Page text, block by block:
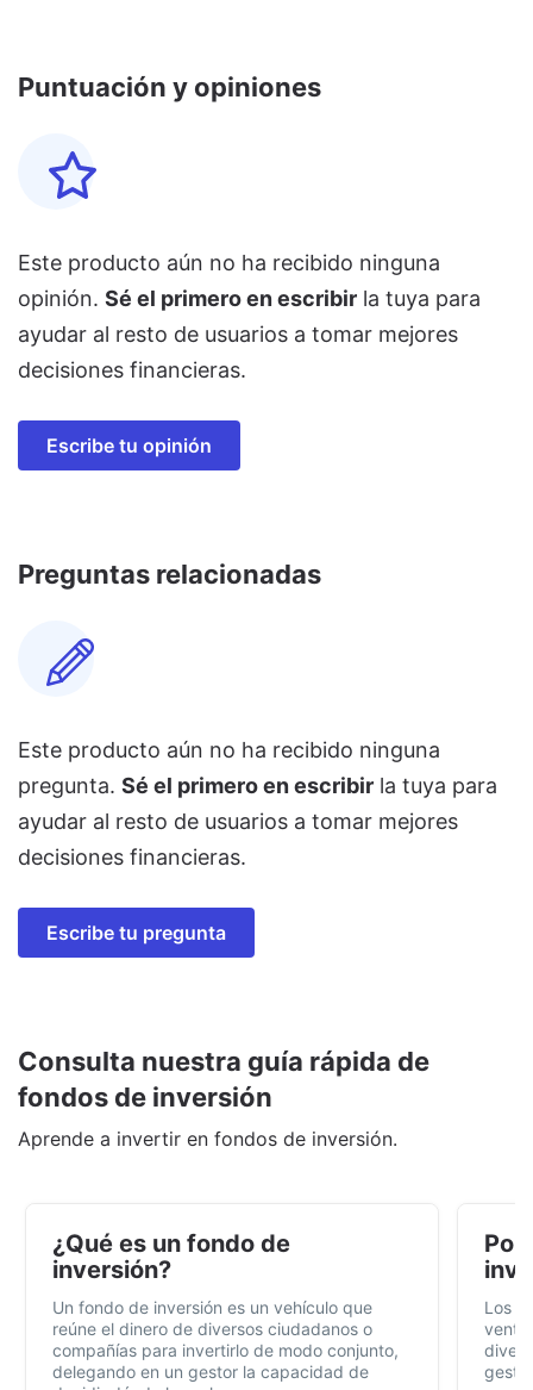
Puntuación y opiniones
Este producto aún no ha recibido ninguna
opinión. Sé el primero en escribir la tuya para
ayudar al resto de usuarios a tomar mejores
decisiones financieras.
Escribe tu opinión
Preguntas relacionadas
Este producto aún no ha recibido ninguna
pregunta. Sé el primero en escribir la tuya para
ayudar al resto de usuarios a tomar mejores
decisiones financieras.
Escribe tu pregunta
Consulta nuestra guía rápida de
fondos de inversión
Aprende a invertir en fondos de inversión.
¿Qué es un fondo de
inversión?
Un fondo de inversión es un vehículo que
reúne el dinero de diversos ciudadanos o
compañías para invertirlo de modo conjunto,
delegando en un gestor la capacidad de
Por
Los